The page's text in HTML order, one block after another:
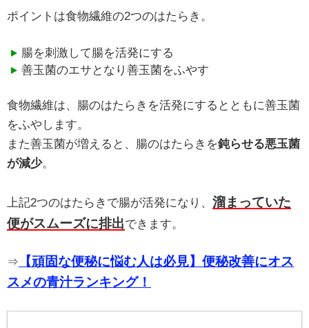
ポイントは食物繊維の2つのはたらき。
腸を刺激して腸を活発にする
善玉菌のエサとなり善玉菌をふやす
食物繊維は、腸のはたらきを活発にするとともに善玉菌
をふやします。
また善玉菌が増えると、腸のはたらきを鈍らせる悪玉菌
が減少。
上記2つのはたらきで腸が活発になり、 溜まっていた
便がスムーズに排出できます。
⇒
【頑固な便秘に悩む人は必見】便秘改善にオス
スメの青汁ランキング！